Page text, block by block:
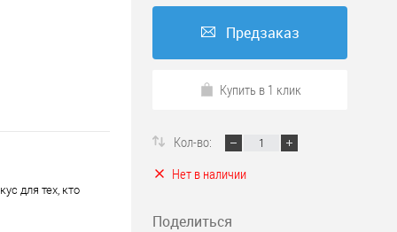
для тех, кто
Предзаказ
Купить в 1 клик
Кол-во:
Нет в наличии
Поделиться